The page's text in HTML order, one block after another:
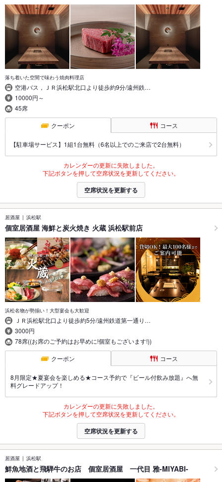
落ち着いた空間で味わう焼肉料理店
空港バス，ＪＲ浜松駅北口より徒歩約9分/遠州鉄…
10000円～
45席
クーポン コース
【駐車場サービス】1組1台無料（6名以上でのご来店で2台無料）
カレンダーの更新に失敗しました。
下記ボタンを押して空席状況を更新してください。
空席状況を更新する
居酒屋 浜松駅
個室居酒屋 海鮮と炭火焼き 火蔵 浜松駅前店
浜松名物が勢揃い！大型宴会も大歓迎
ＪＲ浜松駅北口より徒歩約5分/遠州鉄道第一通り…
3000円
78席((お席のご予約はお早めに!個室もございます!))
クーポン コース
8月限定★夏宴会を楽しめる★コース予約で『ビール付飲み放題』へ無
料グレードアップ！
カレンダーの更新に失敗しました。
下記ボタンを押して空席状況を更新してください。
空席状況を更新する
居酒屋 浜松駅
鮮魚地酒と飛騨牛のお店 個室居酒屋 一代目 雅-MIYABI-